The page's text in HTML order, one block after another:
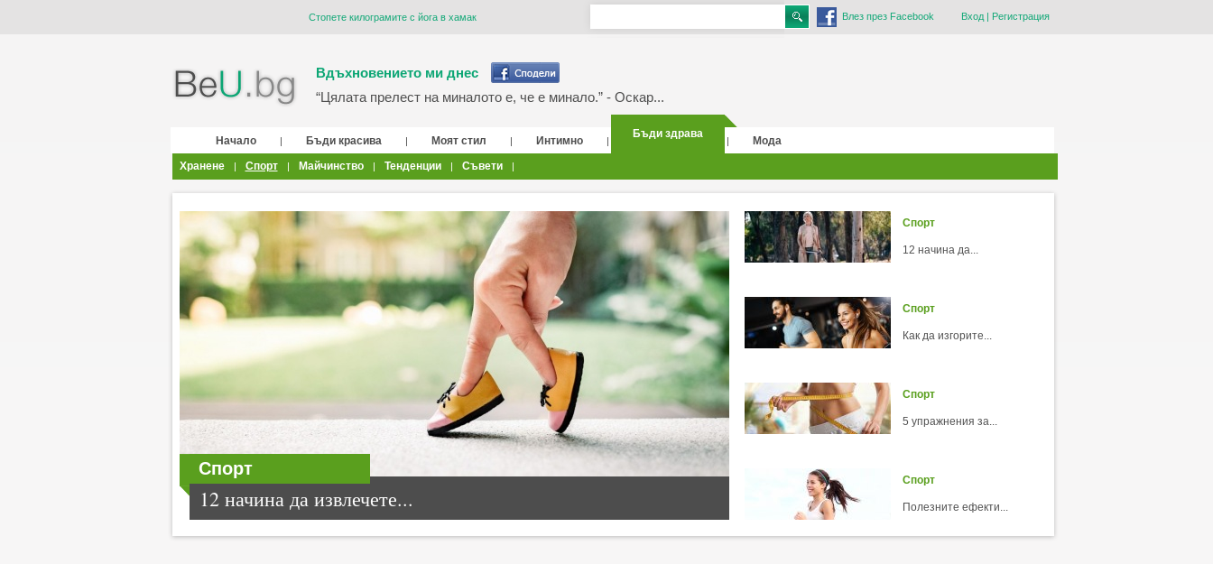
Стопете килограмите с йога в хамак Влез през Facebook Вход| Регистрация
Вдъхновението ми днес
“Цялата прелест на миналото е, че е минало.” - Оскар...
Начало | Бъди красива | Моят стил | Интимно |
Бъди здрава
|
Мода
Хранене
| Спорт | Майчинство | Тенденции | Съвети |
Спорт
12 начина да извлечете...
Спорт
12 начина да...
Спорт
Как да изгорите...
Спорт
5 упражнения за...
Спорт
Полезните ефекти...